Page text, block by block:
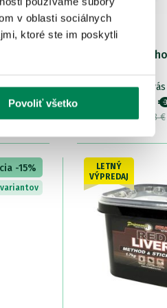
v oblasti sociálnych
ktoré ste im poskytli
Povoliť všetko
CC Moore
Skladom/ u vás
OD 8.06
pôvodneod 9.48 €
-15%
LETNÝ
VÝPREDAJ